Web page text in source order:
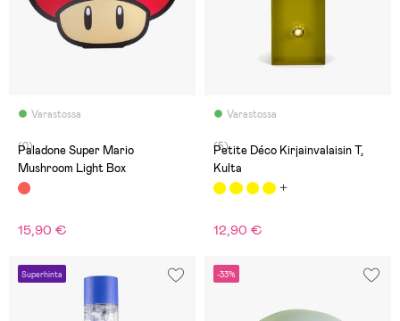
Varastossa
(0)
Paladone Super Mario
Mushroom Light Box
15,90 €
Varastossa
(5)
Petite Déco Kirjainvalaisin T,
Kulta
12,90 €
Superhinta -33%